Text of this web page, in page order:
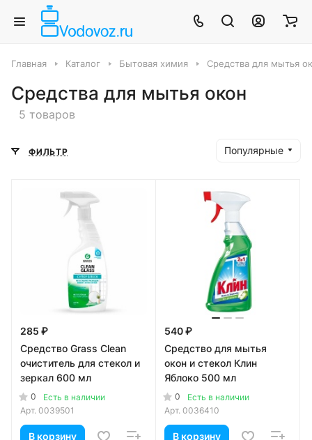
Главная Каталог Бытовая химия Средства для мытья
Средства для мытья окон
5 товаров
ФИЛЬТР Популярные
285 ₽
Средство Grass Clean
очиститель для стекол и
зеркал 600 мл
0
Есть в наличии
Арт. 0039501
В корзину
540 ₽
Средство для мытья
окон и стекол Клин
Яблоко 500 мл
0
Есть в наличии
Арт. 0036410
В корзину